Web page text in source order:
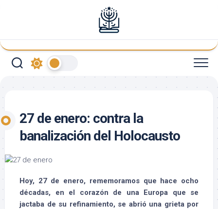
27 de enero: contra la
banalización del Holocausto
Hoy, 27 de enero, rememoramos que hace ocho
décadas, en el corazón de una Europa que se
jactaba de su refinamiento, se abrió una grieta por